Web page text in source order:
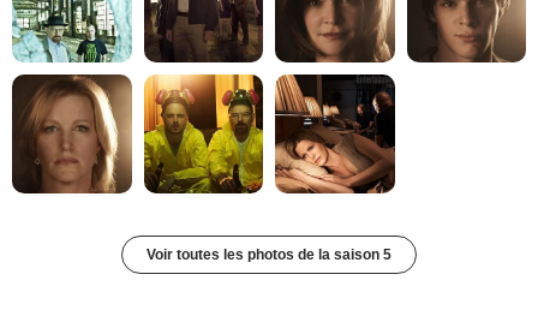
Voir toutes les photos de la saison 5